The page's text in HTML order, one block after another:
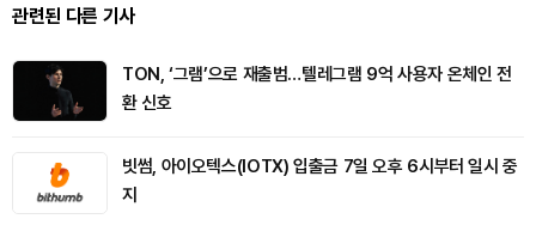
관련된 다른 기사
TON, ‘그램’으로 재출범…텔레그램 9억 사용자 온체인 전
환 신호
빗썸, 아이오텍스(IOTX) 입출금 7일 오후 6시부터 일시 중
지